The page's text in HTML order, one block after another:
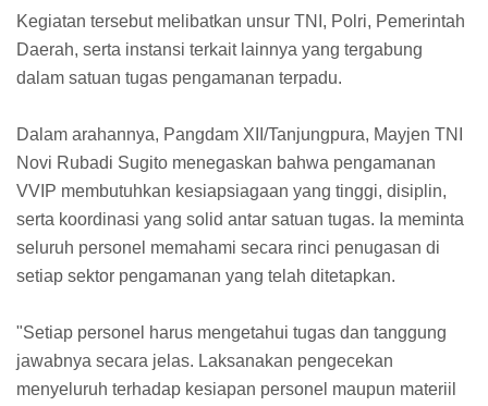
Kegiatan tersebut melibatkan unsur TNI, Polri, Pemerintah
Daerah, serta instansi terkait lainnya yang tergabung
dalam satuan tugas pengamanan terpadu.
Dalam arahannya, Pangdam XII/Tanjungpura, Mayjen TNI
Novi Rubadi Sugito menegaskan bahwa pengamanan
VVIP membutuhkan kesiapsiagaan yang tinggi, disiplin,
serta koordinasi yang solid antar satuan tugas. Ia meminta
seluruh personel memahami secara rinci penugasan di
setiap sektor pengamanan yang telah ditetapkan.
"Setiap personel harus mengetahui tugas dan tanggung
jawabnya secara jelas. Laksanakan pengecekan
menyeluruh terhadap kesiapan personel maupun materiil